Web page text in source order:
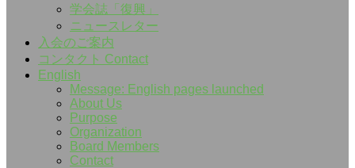
学会誌「復興」
ニュースレター
入会のご案内
コンタクト Contact
English
Message: English pages launched
About Us
Purpose
Organization
Board Members
Contact